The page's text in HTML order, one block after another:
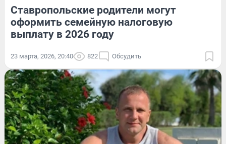
Ставропольские родители могут
оформить семейную налоговую
выплату в 2026 году
23 марта, 2026, 20:40 822 Обсудить